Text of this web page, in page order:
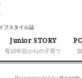
フスタイル誌
Junior STORY
母10年目からの子育て